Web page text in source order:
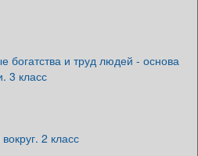
богатства и труд людей - основа
3 класс
2 класс